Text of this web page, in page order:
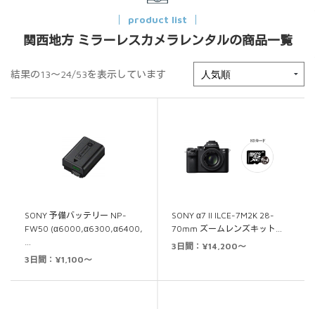
product list
関西地方 ミラーレスカメラレンタルの商品一覧
結果の13～24/53を表示しています
SONY 予備バッテリー NP-
FW50 (α6000,α6300,α6400,
3日間：¥1,100～
SONY α7 II ILCE-7M2K 28-
70mm ズームレンズキット…
3日間：¥14,200～